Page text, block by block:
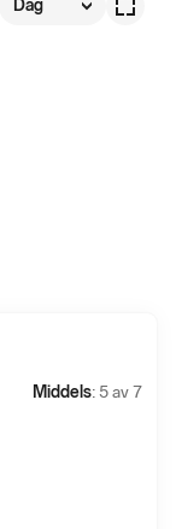
Dag
Middels: 5 av 7